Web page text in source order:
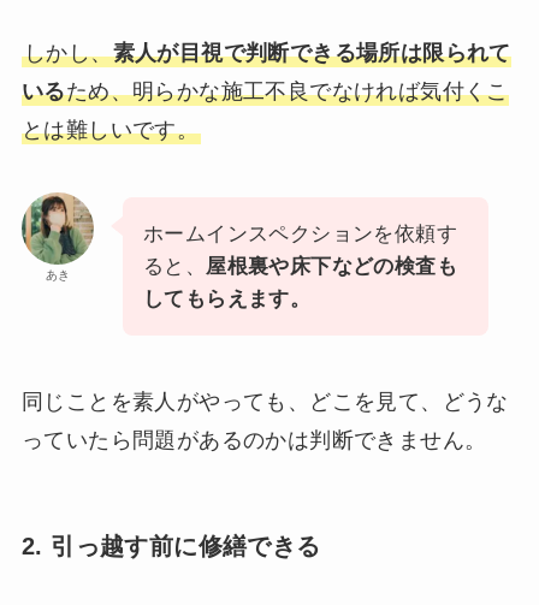
しかし、素人が目視で判断できる場所は限られて
いるため、明らかな施工不良でなければ気付くこ
とは難しいです。
あき
ホームインスペクションを依頼す
ると、 屋根裏や床下などの検査も
してもらえます。
同じことを素人がやっても、どこを見て、どうな
っていたら問題があるのかは判断できません。
2. 引っ越す前に修繕できる